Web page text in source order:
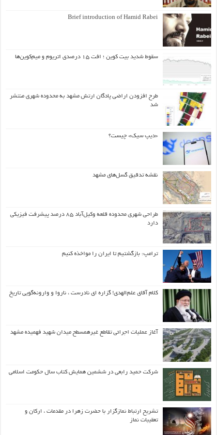
Brief introduction of Hamid Rabei
سقوط شدید بیت کوین ؛ افت ۱۵ درصدی اتریوم و میم‌کوین‌ها
طرح افزودن اراضی پادگان ارتش مشهد به محدوده شهری منتشر
شد
«دیپ سیک» چیست؟
نقشه تدقیق گسل‌های مشهد
طراحی شهری محدوده قلعه وکیل‌آباد ۸۵ درصد پیشرفت فیزیکی
دارد
ترامپ: بازگشتیم تا ایران را مواخذه کنیم
کلام آقای علم‌الهدی! گزاره ای نادرست ، ناروا و وارونه‌گویی تاریخ
آغاز عملیات اجرائی تقاطع غیرهمسطح میدان شهید فهمیده مشهد
شرکت حمید رابعی در ششمین همایش کتاب سال حکومت اسلامی
تشریح ارتباط نمازگزار با حضرت زهرا در مقدمات ، ارکان و
تعقیبات نماز